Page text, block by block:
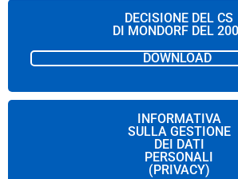
DECISIONE DEL CS
DI MONDORF DEL
DOWNLOAD
INFORMATIVA
SULLA GESTIONE
DEI DATI
PERSONALI
(PRIVACY)